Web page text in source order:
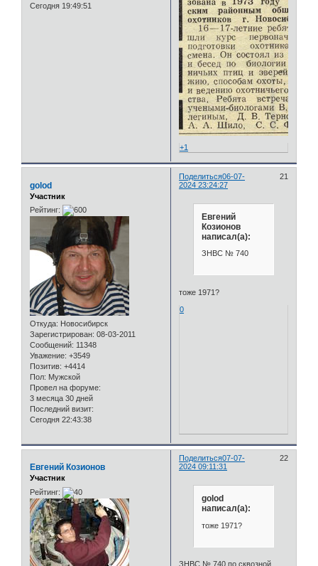
Сегодня 19:49:51
+1
Поделиться 21
06-07-
2024 23:24:27
golod
Участник
Рейтинг:
Откуда: Новосибирск
Зарегистрирован: 08-03-2011
Сообщений: 11348
Уважение: +3549
Позитив: +4414
Пол: Мужской
Провел на форуме:
3 месяца 30 дней
Последний визит:
Сегодня 22:43:38
Евгений
Козионов
написал(а):
ЗНВС № 740
тоже 1971?
0
Поделиться 22
07-07-
2024 09:11:31
Евгений Козионов
Участник
Рейтинг:
golod
написал(а):
тоже 1971?
ЗНВС № 740 по сквозной